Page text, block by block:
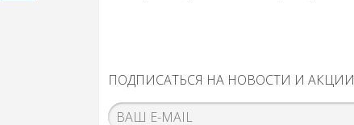
ПОДПИСАТЬСЯ НА НОВОСТИ И АКЦИИ